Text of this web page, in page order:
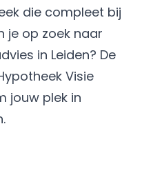
die compleet bij
je op zoek naar
in Leiden? De
Visie
jouw plek in